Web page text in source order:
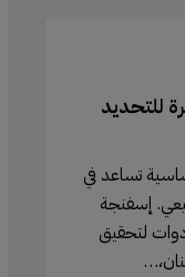
للتحديد
تساعد في
إسفنجة
لتحقيق